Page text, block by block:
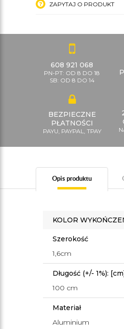
ZAPYTAJ O PRODUKT
608 921 068
PN-PT: OD 8 DO 18
SB: OD 8 DO 14
BEZPIECZNE
PŁATNOŚCI
PAYU, PAYPAL, TPAY
Opis produktu
KOLOR
Szerokość
1,6cm
Długość (+/- 1%):
100 cm
Materiał
Aluminium